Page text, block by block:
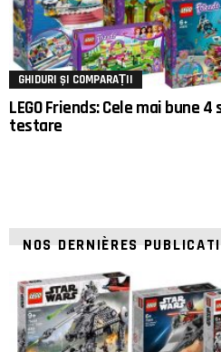
GHIDURI ȘI COMPARAȚII
LEGO Friends: Cele mai bune
testare
NOS DERNIÈRES